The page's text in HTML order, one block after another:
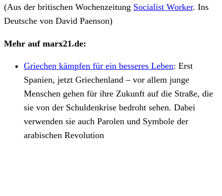
(Aus der britischen Wochenzeitung Socialist Worker. Ins
Deutsche von David Paenson)
Mehr auf marx21.de:
Griechen kämpfen für ein besseres Leben: Erst
Spanien, jetzt Griechenland – vor allem junge
Menschen gehen für ihre Zukunft auf die Straße, die
sie von der Schuldenkrise bedroht sehen. Dabei
verwenden sie auch Parolen und Symbole der
arabischen Revolution